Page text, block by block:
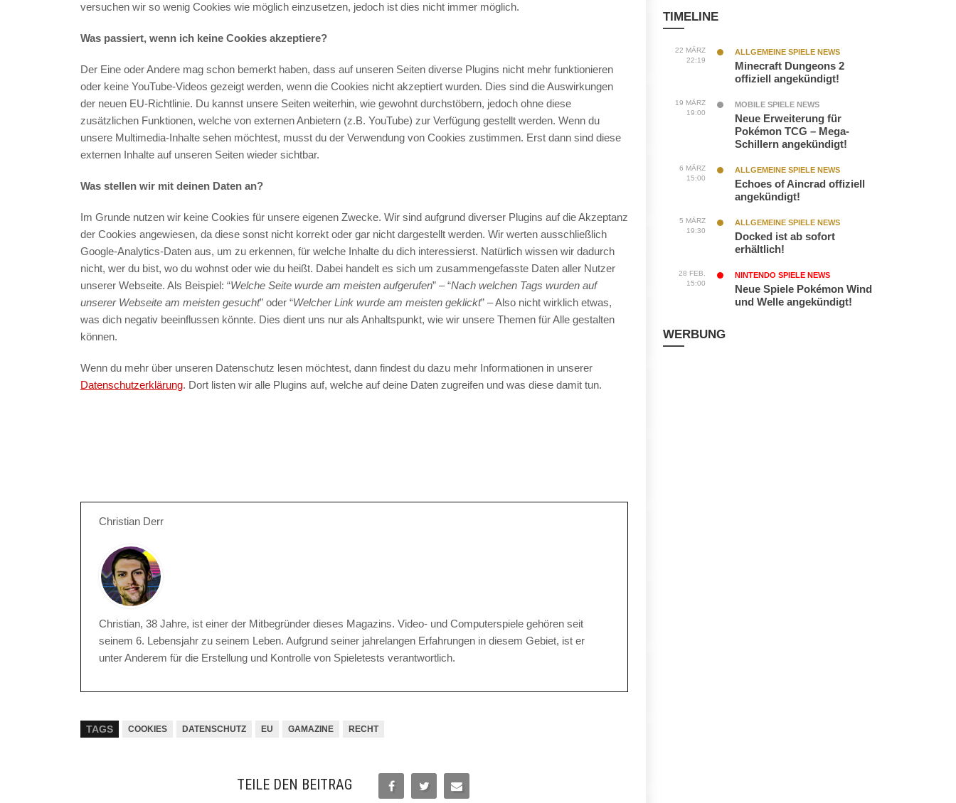
versuchen wir so wenig Cookies wie möglich einzusetzen, jedoch ist dies nicht immer möglich.
Was passiert, wenn ich keine Cookies akzeptiere?
Der Eine oder Andere mag schon bemerkt haben, dass auf unseren Seiten diverse Plugins nicht mehr funktionieren
oder keine YouTube-Videos gezeigt werden, wenn die Cookies nicht akzeptiert wurden. Dies sind die Auswirkungen
der neuen EU-Richtlinie. Du kannst unsere Seiten weiterhin, wie gewohnt durchstöbern, jedoch ohne diese
zusätzlichen Funktionen, welche von externen Anbietern (z.B. YouTube) zur Verfügung gestellt werden. Wenn du
unsere Multimedia-Inhalte sehen möchtest, musst du der Verwendung von Cookies zustimmen. Erst dann sind diese
externen Inhalte auf unseren Seiten wieder sichtbar.
Was stellen wir mit deinen Daten an?
Im Grunde nutzen wir keine Cookies für unsere eigenen Zwecke. Wir sind aufgrund diverser Plugins auf die Akzeptanz
der Cookies angewiesen, da diese sonst nicht korrekt oder gar nicht dargestellt werden. Wir werten ausschließlich
Google-Analytics-Daten aus, um zu erkennen, für welche Inhalte du dich interessierst. Natürlich wissen wir dadurch
nicht, wer du bist, wo du wohnst oder wie du heißt. Dabei handelt es sich um zusammengefasste Daten aller Nutzer
unserer Webseite. Als Beispiel: “Welche Seite wurde am meisten aufgerufen” – “Nach welchen Tags wurden auf
unserer Webseite am meisten gesucht” oder “Welcher Link wurde am meisten geklickt” – Also nicht wirklich etwas,
was dich negativ beeinflussen könnte. Dies dient uns nur als Anhaltspunkt, wie wir unsere Themen für Alle gestalten
können.
Wenn du mehr über unseren Datenschutz lesen möchtest, dann findest du dazu mehr Informationen in unserer
Datenschutzerklärung. Dort listen wir alle Plugins auf, welche auf deine Daten zugreifen und was diese damit tun.
Christian Derr
Christian, 38 Jahre, ist einer der Mitbegründer dieses Magazins. Video- und Computerspiele gehören seit
seinem 6. Lebensjahr zu seinem Leben. Aufgrund seiner jahrelangen Erfahrungen in diesem Gebiet, ist er
unter Anderem für die Erstellung und Kontrolle von Spieletests verantwortlich.
TAGS COOKIES DATENSCHUTZ EU GAMAZINE RECHT
TEILE DEN BEITRAG
TIMELINE
22 MÄRZ
22:19
ALLGEMEINE SPIELE NEWS
Minecraft Dungeons 2
offiziell angekündigt!
19 MÄRZ
19:00
MOBILE SPIELE NEWS
Neue Erweiterung für
Pokémon TCG – Mega-
Schillern angekündigt!
6 MÄRZ
15:00
ALLGEMEINE SPIELE NEWS
Echoes of Aincrad offiziell
angekündigt!
5 MÄRZ
19:30
ALLGEMEINE SPIELE NEWS
Docked ist ab sofort
erhältlich!
28 FEB.
15:00
NINTENDO SPIELE NEWS
Neue Spiele Pokémon Wind
und Welle angekündigt!
WERBUNG